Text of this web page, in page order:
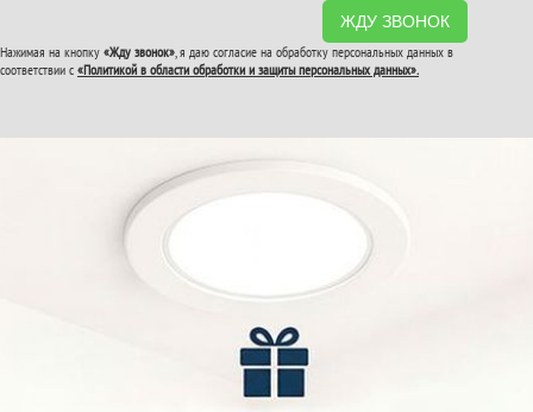
ВТОРОЙ И ТРЕТИЙ
ПОТОЛОК
В ПОДАРОК!
До конца акции:
ЖДУ ЗВОНОК
Нажимая на кнопку «Жду звонок», я даю согласие на обработку персональных данных в
соответствии с «Политикой в области обработки и защиты персональных данных».